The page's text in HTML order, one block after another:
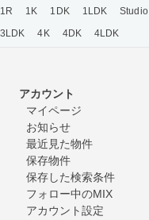
1R 1K 1DK 1LDK Studio
3LDK
4K 4DK 4LDK
アカウント
マイページ
お知らせ
最近見た物件
保存物件
保存した検索条件
フォロー中のMIX
アカウント設定